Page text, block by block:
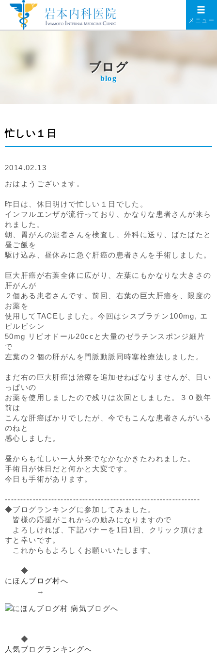
メニュー
ブログ
blog
忙しい１日
2014.02.13
おはようございます。
昨日は、休日明けで忙しい１日でした。
インフルエンザが流行っており、かなりな患者さんが来ら
れました。
朝、胃がんの患者さんを検査し、外科に送り、ばたばたと
昼ご飯を
駆け込み、昼休みに急ぐ肝癌の患者さんを手術しました。
巨大肝癌が右葉全体に広がり、左葉にもかなりな大きさの
肝がんが
２個ある患者さんです。前回、右葉の巨大肝癌を、限度の
お薬を
使用してTACEしました。今回はシスプラチン100mg, エ
ピルビシン
50mg リピオドール20ccと大量のゼラチンスポンジ細片
で
左葉の２個の肝がんを門脈動脈同時塞栓療法しました。
まだ右の巨大肝癌は治療を追加せねばなりませんが、目い
っぱいの
お薬を使用しましたので残りは次回としました。３０数年
前は
こんな肝癌ばかりでしたが、今でもこんな患者さんがいる
のねと
感心しました。
昼からも忙しい一人外来でなかなかきたわれました。
手術日が休日だと何かと大変です。
今日も手術があります。
---------------------------------------------------------------
◆ブログランキングに参加してみました。
皆様の応援がこれからの励みになりますので
よろしければ、下記バナーを1日1回、クリック頂けま
すと幸いです。
これからもよろしくお願いいたします。
◆
にほんブログ村へ
→
◆
人気ブログランキングへ